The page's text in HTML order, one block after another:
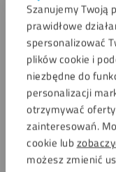
Szanujemy Twoją
prawidłowe
spersonalizować
plików cookie i
niezbędne do
personalizacji
otrzymywać
zainteresowań.
cookie lub
możesz zmienić